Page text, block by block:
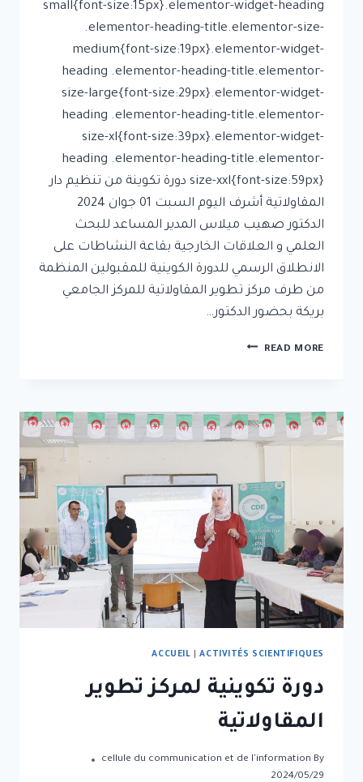
small{font-size:15px}.elementor-widget-heading
.elementor-heading-title.elementor-size-
medium{font-size:19px}.elementor-widget-
heading .elementor-heading-title.elementor-
size-large{font-size:29px}.elementor-widget-
heading .elementor-heading-title.elementor-
size-xl{font-size:39px}.elementor-widget-
heading .elementor-heading-title.elementor-
size-xxl{font-size:59px} دورة تكوينة من تنظيم دار
المقاولاتية أشرف اليوم السبت 01 جوان 2024
الدكتور صهيب ميلاس المدير المساعد للبحث
العلمي و العلاقات الخارجية بقاعة النشاطات على
الانطلاق الرسمي للدورة الكوينية للمقبولين المنظمة
من طرف مركز تطوير المقاولاتية للمركز الجامعي
بريكة بحضور الدكتور…
READ MORE
ACCUEIL |ACTIVITÉS SCIENTIFIQUES
دورة تكوينية لمركز تطوير
المقاولاتية
By
cellule du communication et de l'information
2024/05/29